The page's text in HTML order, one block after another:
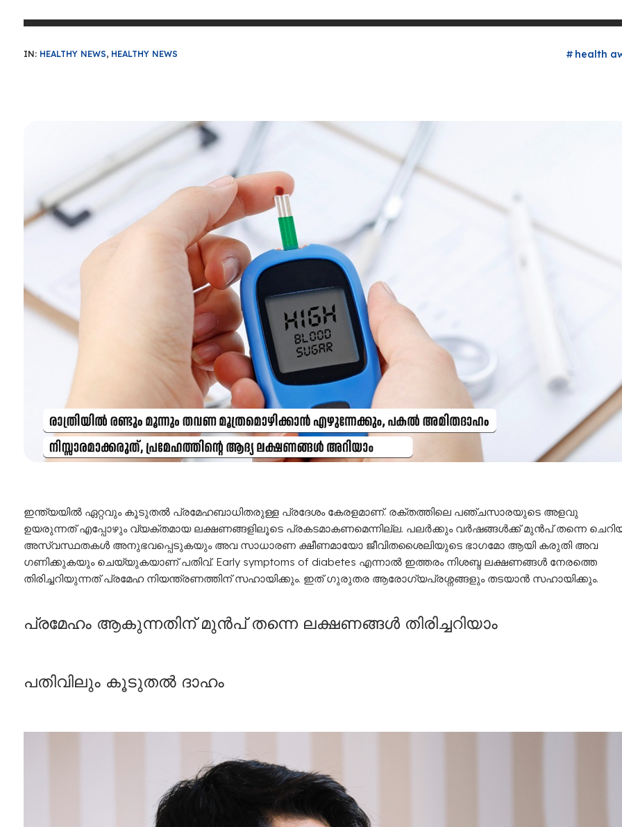
IN: HEALTHY NEWS, HEALTHY NEWS health
ഇന്ത്യയിൽ ഏറ്റവും കൂടുതൽ പ്രമേഹബാധിതരുള്ള പ്രദേശം കേരളമാണ്. രക്തത്തിലെ പഞ്ചസാരയുടെ അളവു
ഉയരുന്നത് എപ്പോഴും വ്യക്തമായ ലക്ഷണങ്ങളിലൂടെ പ്രകടമാകണമെന്നില്ല. പലർക്കും വർഷങ്ങൾക്ക് മുൻപ് തന്നെ
അസ്വസ്ഥതകൾ അനുഭവപ്പെടുകയും അവ സാധാരണ ക്ഷീണമായോ ജീവിതശൈലിയുടെ ഭാ​ഗമോ ആയി കരുതി അവ​
ഗണിക്കുകയും ചെയ്യുകയാണ് പതിവ്. Early symptoms of diabetes എന്നാൽ ഇത്തരം നിശബ്ദ ലക്ഷണങ്ങൾ നേരത്തെ
തിരിച്ചറിയുന്നത് പ്രമേഹ നിയന്ത്രണത്തിന് സഹായിക്കും. ഇത് ​ഗുരുതര ആരോ​ഗ്യപ്രശ്നങ്ങളും തടയാൻ സഹായിക്കും.
പ്രമേഹം ആകുന്നതിന് മുൻപ് തന്നെ ലക്ഷണങ്ങൾ തിരിച്ചറിയാം
പതിവിലും കൂടുതൽ ദാഹം